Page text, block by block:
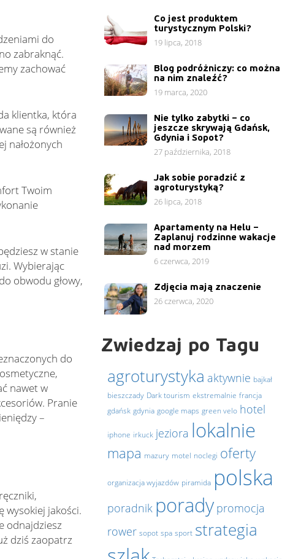
do
zabraknąć.
zachować
klientka, która
są również
nałożonych
Twoim
w stanie
Wybierając
obwodu głowy,
do
nawet w
Pranie
–
wysokiej jakości.
odnajdziesz
dziś zaopatrz
Co jest produktem
turystycznym Polski?
19 lipca, 2018
Blog podróżniczy: co można
na nim znaleźć?
19 marca, 2020
Nie tylko zabytki – co
jeszcze skrywają Gdańsk,
Gdynia i Sopot?
27 października, 2018
Jak sobie poradzić z
agroturystyką?
26 lipca, 2018
Apartamenty na Helu –
Zaplanuj rodzinne wakacje
nad morzem
6 czerwca, 2019
Zdjęcia mają znaczenie
26 czerwca, 2020
Zwiedzaj po Tagu
agroturystyka aktywnie bajkał
bieszczady Dark tourism ekstremalnie francja
gdańsk gdynia google maps green velo hotel
iphone irkuck jeziora lokalnie
mapa mazury motel noclegi oferty
organizacja wyjazdów piramida polska
poradnik porady promocja
rower sopot spa sport strategia